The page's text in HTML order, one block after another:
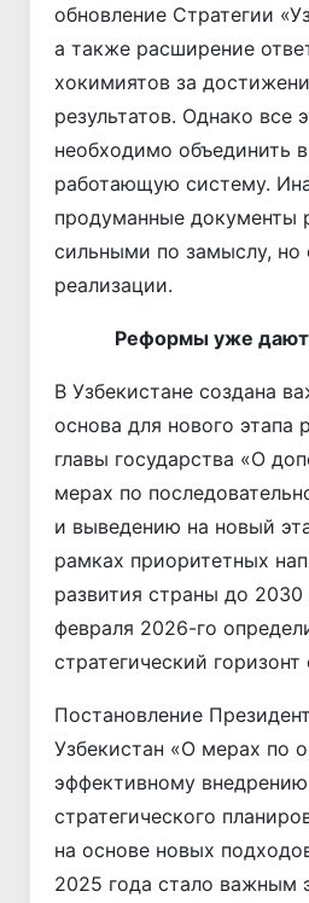
обновление Стратегии
а также расширение
хокимиятов за
результатов. Однако все
необходимо объединить
работающую систему.
продуманные документы
сильными по замыслу, но
реализации.
Реформы уже дают
В Узбекистане создана
основа для нового этапа
главы государства «О
мерах по
и выведению на новый
рамках приоритетных
развития страны до 2030
февраля 2026-го
стратегический горизонт
Постановление
Узбекистан «О мерах по
эффективному
стратегического
на основе новых
2025 года стало важным